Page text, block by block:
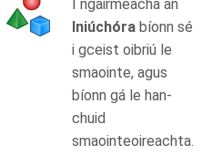
I ngairmeacha an
Iniúchóra bíonn sé
i gceist oibriú le
smaointe, agus
bíonn gá le han-
chuid
smaointeoireachta.